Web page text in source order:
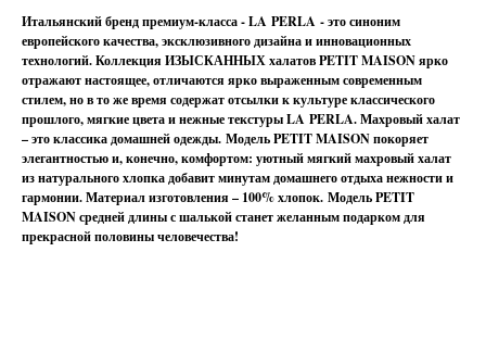
Итальянский бренд премиум-класса - LA PERLA - это синоним
европейского качества, эксклюзивного дизайна и инновационных
технологий. Коллекция ИЗЫСКАННЫХ халатов PETIT MAISON ярко
отражают настоящее, отличаются ярко выраженным современным
стилем, но в то же время содержат отсылки к культуре классического
прошлого, мягкие цвета и нежные текстуры LA PERLA. Махровый халат
– это классика домашней одежды. Модель PETIT MAISON покоряет
элегантностью и, конечно, комфортом: уютный мягкий махровый халат
из натурального хлопка добавит минутам домашнего отдыха нежности и
гармонии. Материал изготовления – 100% хлопок. Модель PETIT
MAISON средней длины с шалькой станет желанным подарком для
прекрасной половины человечества!